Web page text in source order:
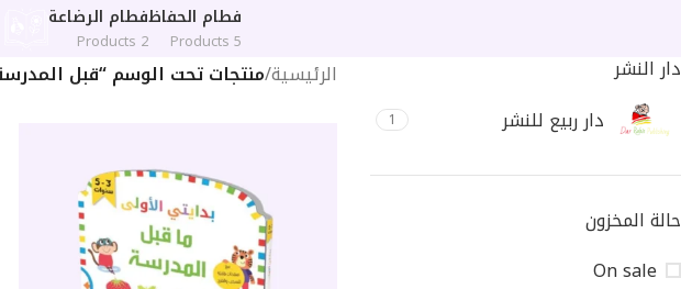
فطام الحفاظ
5 Products
فطام الرضاعة
2 Products
دار النشر
دار ربيع للنشر
1
حالة المخزون
On sale
الرئيسية/منتجات تحت الوسم “قبل